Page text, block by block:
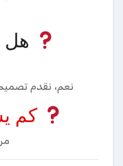
هل
نعم، نقدم
كم
من 7 إلى 21 يوم